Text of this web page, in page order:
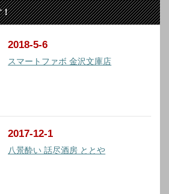
！
2018-5-6
スマートファボ 金沢文庫店
2017-12-1
八景酔い 話尽酒房 ととや